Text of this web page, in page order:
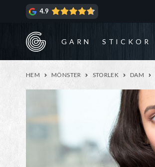
4.9
GARN STICKOR
HEM MÖNSTER STORLEK DAM